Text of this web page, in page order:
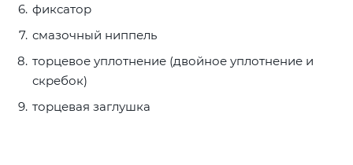
фиксатор
смазочный ниппель
торцевое уплотнение (двойное уплотнение и
скребок)
торцевая заглушка